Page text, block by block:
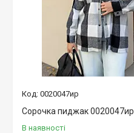
0020047ир
Сорочка пиджак 0020047ир
В наявності